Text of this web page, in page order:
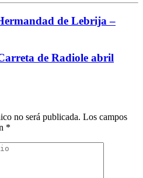
de Lebrija –
de Radiole abril
no será publicada. Los campos
*